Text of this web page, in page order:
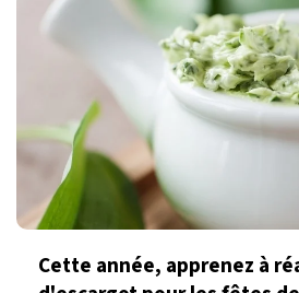
Cette année, apprenez à